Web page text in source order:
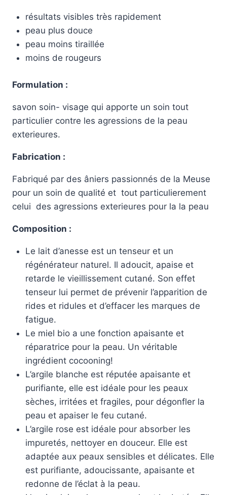
résultats visibles très rapidement
peau plus douce
peau moins tiraillée
moins de rougeurs
Formulation :
savon soin- visage qui apporte un soin tout
particulier contre les agressions de la peau
exterieures.
Fabrication :
Fabriqué par des âniers passionnés de la Meuse
pour un soin de qualité et tout particulierement
celui des agressions exterieures pour la la peau
Composition :
Le lait d’anesse est un tenseur et un
régénérateur naturel. Il adoucit, apaise et
retarde le vieillissement cutané. Son effet
tenseur lui permet de prévenir l’apparition de
rides et ridules et d’effacer les marques de
fatigue.
Le miel bio a une fonction apaisante et
réparatrice pour la peau. Un véritable
ingrédient cocooning!
L’argile blanche est réputée apaisante et
purifiante, elle est idéale pour les peaux
sèches, irritées et fragiles, pour dégonfler la
peau et apaiser le feu cutané.
L’argile rose est idéale pour absorber les
impuretés, nettoyer en douceur. Elle est
adaptée aux peaux sensibles et délicates. Elle
est purifiante, adoucissante, apaisante et
redonne de l’éclat à la peau.